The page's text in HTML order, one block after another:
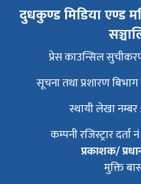
दुधकुण्ड मिडिया एण्ड
प्रेस काउन्सिल
सूचना तथा प्रशारण
स्थायी लेखा
कम्पनी रजिस्ट्रार
प्रकाशक/
मुक्ति